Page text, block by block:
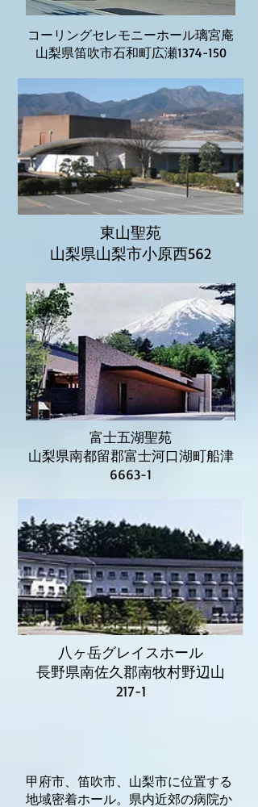
コーリングセレモニーホール璃宮庵
山梨県笛吹市石和町広瀬1374-150
東山聖苑
山梨県山梨市小原西562
富士五湖聖苑
山梨県南都留郡富士河口湖町船津
6663-1
八ヶ岳グレイスホール
長野県南佐久郡南牧村野辺山
217-1
甲府市、笛吹市、山梨市に位置する
地域密着ホール。県内近郊の病院か